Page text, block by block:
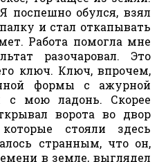
поспешно обулся, взял
и стал откапывать
Работа помогла мне
разочаровал. Это
ключ. Ключ, впрочем,
формы с ажурной
с мою ладонь. Скорее
ворота во двор
стояли здесь
странным, что он,
в земле, выглядел